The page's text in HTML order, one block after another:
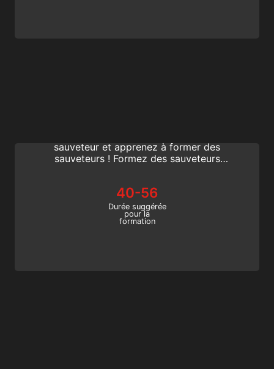
sauveteur et apprenez à former des
sauveteurs ! Formez des sauveteurs
reconnu internationalement. Commencez à
faire la différence dès aujourd’hui !
40-56
Durée suggérée
pour la
formation